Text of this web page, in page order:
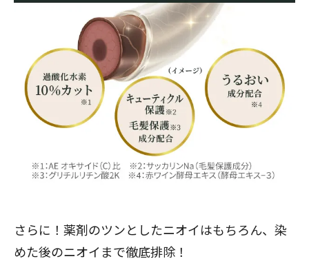
さらに！薬剤のツンとしたニオイはもちろん、染
めた後のニオイまで徹底排除！